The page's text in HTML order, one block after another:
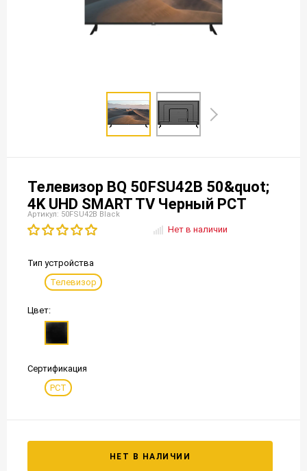
Телевизор BQ 50FSU42B 50&quot;
4K UHD SMART TV Черный РСТ
Артикул: 50FSU42B Black
Нет в наличии
Тип устройства
Телевизор
Цвет:
Сертификация
РСТ
НЕТ В НАЛИЧИИ